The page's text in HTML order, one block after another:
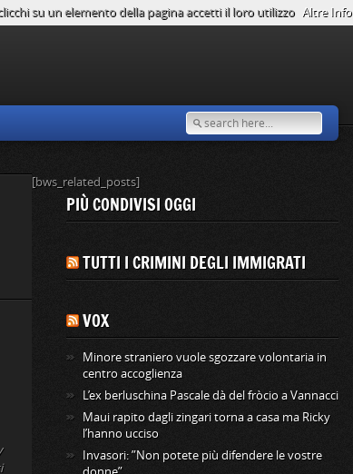
[bws_related_posts]
PIÙ CONDIVISI OGGI
TUTTI I CRIMINI DEGLI IMMIGRATI
VOX
Minore straniero vuole sgozzare volontaria in
centro accoglienza
L’ex berluschina Pascale dà del fròcio a Vannacci
Maui rapito dagli zingari torna a casa ma Ricky
l’hanno ucciso
Invasori: ”Non potete più difendere le vostre
su un elemento della pagina accetti il loro utilizzo Altre Info